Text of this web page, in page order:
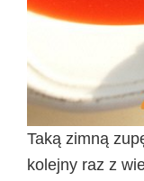
Taką zimną
kolejny raz z